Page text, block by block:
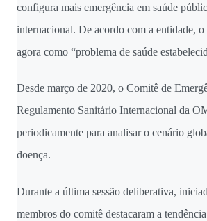
configura mais emergência em saúde
internacional. De acordo com a entidade, o
agora como “problema de saúde
Desde março de 2020, o Comitê de
Regulamento Sanitário Internacional da
periodicamente para analisar o cenário
doença.
Durante a última sessão deliberativa,
membros do comitê destacaram a